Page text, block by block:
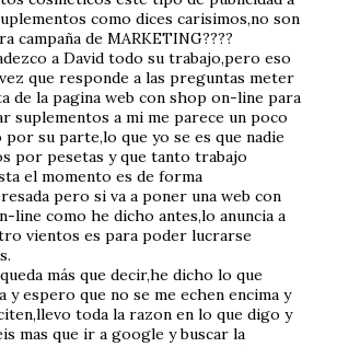
como dices carisimos,no son
campaña de MARKETING????
a David todo su trabajo,pero eso
que responde a las preguntas meter
de la pagina web con shop on-line para
suplementos a mi me parece un poco
por su parte,lo que yo se es que nadie
por pesetas y que tanto trabajo
el momento es de forma
pero si va a poner una web con
line como he dicho antes,lo anuncia a
vientos es para poder lucrarse
más que decir,he dicho lo que
y espero que no se me echen encima y
toda la razon en lo que digo y
mas que ir a google y buscar la